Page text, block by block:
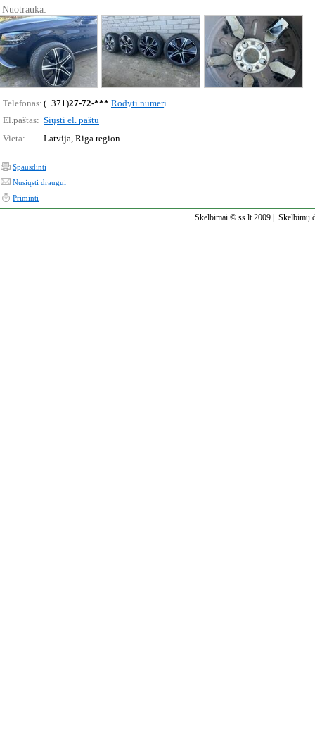
Nuotrauka:
Telefonas: (+371)27-72-*** Rodyti numerį
El.paštas: Siųsti el. paštu
Vieta:
Latvija, Riga region
Spausdinti
Nusiųsti draugui
Priminti
Skelbimai © ss.lt 2009 | Skelbimų